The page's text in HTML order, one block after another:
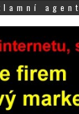
agent